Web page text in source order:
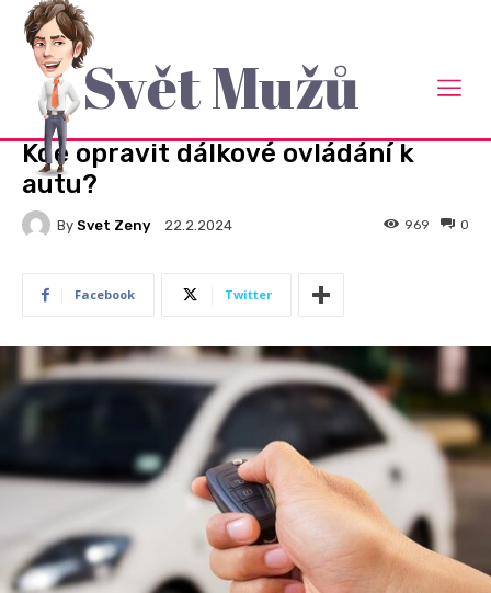
Svět Mužů
Domů Auto Moto
AUTO MOTO
Kde opravit dálkové ovládání k
autu?
By Svet Zeny 22.2.2024 0
969
Facebook Twitter